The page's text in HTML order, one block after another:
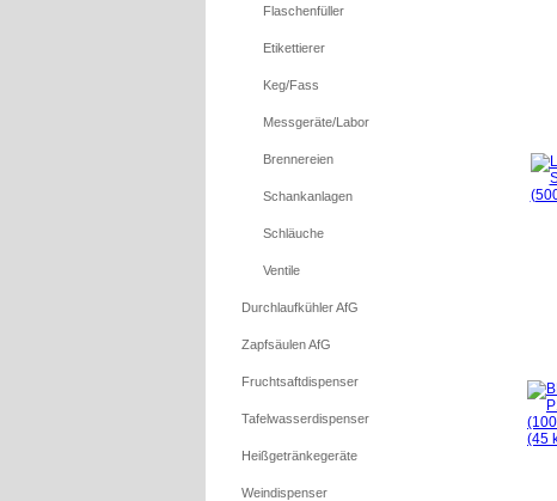
Flaschenfüller
Etikettierer
Keg/Fass
Messgeräte/Labor
Brennereien
Schankanlagen
Schläuche
Ventile
Durchlaufkühler AfG
Zapfsäulen AfG
Fruchtsaftdispenser
Tafelwasserdispenser
Heißgetränkegeräte
Weindispenser